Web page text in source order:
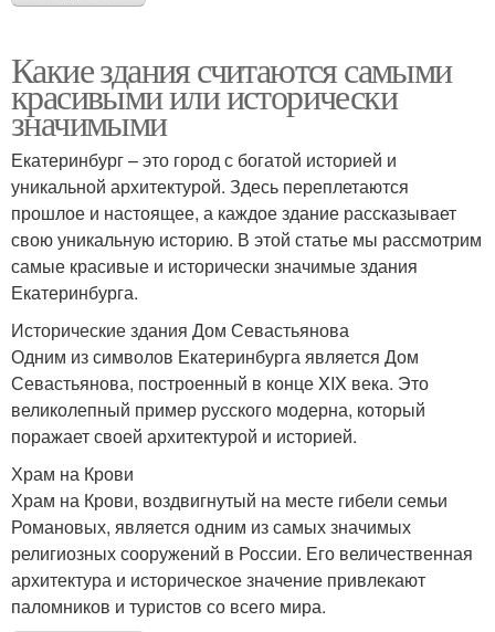
Какие здания считаются самыми
красивыми или исторически
значимыми
Екатеринбург – это город с богатой историей и
уникальной архитектурой. Здесь переплетаются
прошлое и настоящее, а каждое здание рассказывает
свою уникальную историю. В этой статье мы рассмотрим
самые красивые и исторически значимые здания
Екатеринбурга.
Исторические здания Дом Севастьянова
Одним из символов Екатеринбурга является Дом
Севастьянова, построенный в конце XIX века. Это
великолепный пример русского модерна, который
поражает своей архитектурой и историей.
Храм на Крови
Храм на Крови, воздвигнутый на месте гибели семьи
Романовых, является одним из самых значимых
религиозных сооружений в России. Его величественная
архитектура и историческое значение привлекают
паломников и туристов со всего мира.